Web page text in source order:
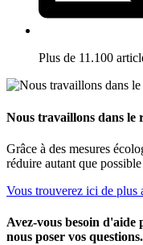
Plus de 11.100
Nous travaillons dans le
Grâce à des mesures
réduire autant que
Vous trouverez ici de plus
Avez-vous besoin d'aide
nous poser vos questions.